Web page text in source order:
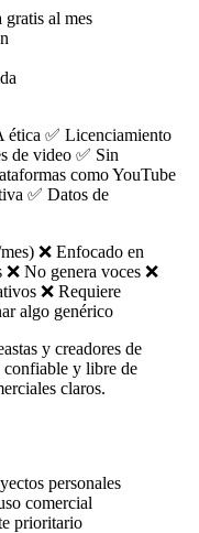
gratis al mes
✅ Licenciamiento
de video ✅ Sin
como YouTube
✅ Datos de
❌ Enfocado en
No genera voces ❌
❌ Requiere
algo genérico
y creadores de
confiable y libre de
claros.
personales
comercial
prioritario